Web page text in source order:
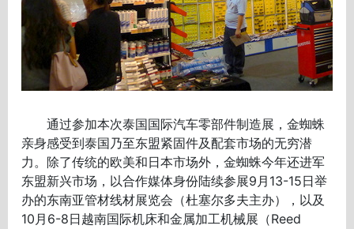
通过参加本次泰国国际汽车零部件制造展，金蜘蛛
亲身感受到泰国乃至东盟紧固件及配套市场的无穷潜
力。除了传统的欧美和日本市场外，金蜘蛛今年还进军
东盟新兴市场，以合作媒体身份陆续参展9月13-15日举
办的东南亚管材线材展览会（杜塞尔多夫主办），以及
10月6-8日越南国际机床和金属加工机械展（Reed